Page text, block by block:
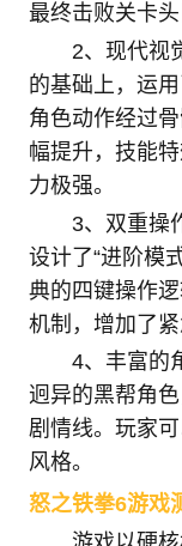
最终击败关卡头
2、现代视
的基础上，运
角色动作经过
幅提升，技能
力极强。
3、双重操
设计了“进阶模
典的四键操作
机制，增加了紧
4、丰富的
迥异的黑帮角
剧情线。玩家
风格。
怒之铁拳6游戏